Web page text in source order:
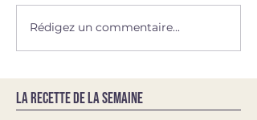
Rédigez un commentaire...
LA RECETTE DE LA SEMAINE